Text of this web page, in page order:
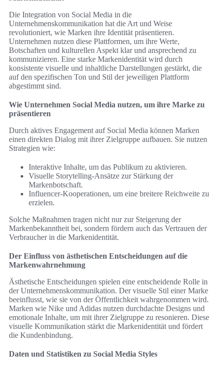
Die Integration von Social Media in die
Unternehmenskommunikation hat die Art und Weise
revolutioniert, wie Marken ihre Identität präsentieren.
Unternehmen nutzen diese Plattformen, um ihre Werte,
Botschaften und kulturellen Aspekt klar und ansprechend zu
kommunizieren. Eine starke Markenidentität wird durch
konsistente visuelle und inhaltliche Darstellungen gestärkt, die
auf den spezifischen Ton und Stil der jeweiligen Plattform
abgestimmt sind.
Wie Unternehmen Social Media nutzen, um ihre Marke zu
präsentieren
Durch aktives Engagement auf Social Media können Marken
einen direkten Dialog mit ihrer Zielgruppe aufbauen. Sie nutzen
Strategien wie:
Interaktive Inhalte, um das Publikum zu aktivieren.
Visuelle Storytelling-Ansätze zur Stärkung der
Markenbotschaft.
Influencer-Kooperationen, um eine breitere Reichweite zu
erzielen.
Solche Maßnahmen tragen nicht nur zur Steigerung der
Markenbekanntheit bei, sondern fördern auch das Vertrauen der
Verbraucher in die Markenidentität.
Der Einfluss von ästhetischen Entscheidungen auf die
Markenwahrnehmung
Ästhetische Entscheidungen spielen eine entscheidende Rolle in
der Unternehmenskommunikation. Der visuelle Stil einer Marke
beeinflusst, wie sie von der Öffentlichkeit wahrgenommen wird.
Marken wie Nike und Adidas nutzen durchdachte Designs und
emotionale Inhalte, um mit ihrer Zielgruppe zu resonieren. Diese
visuelle Kommunikation stärkt die Markenidentität und fördert
die Kundenbindung.
Daten und Statistiken zu Social Media Styles